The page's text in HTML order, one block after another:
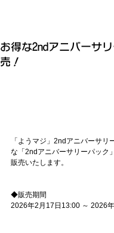
お得な2ndアニバーサ
売！
「ようマジ」2ndアニバーサリ
な「2ndアニバーサリーパック
販売いたします。
◆販売期間
2026年2月17日13:00 ～ 2026